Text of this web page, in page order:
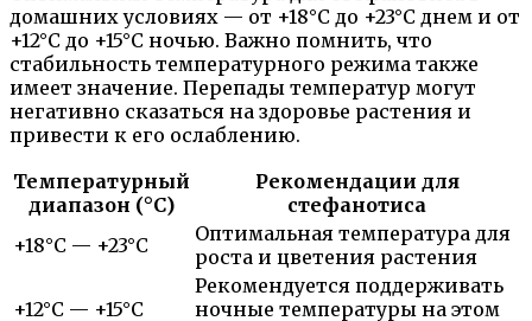
домашних условиях — от +18°С до +23°С днем и от
+12°С до +15°С ночью. Важно помнить, что
стабильность температурного режима также
имеет значение. Перепады температур могут
негативно сказаться на здоровье растения и
привести к его ослаблению.
Температурный
диапазон (°C)
Рекомендации для
стефанотиса
+18°С — +23°С
Оптимальная температура для
роста и цветения растения
+12°С — +15°С
Рекомендуется поддерживать
ночные температуры на этом